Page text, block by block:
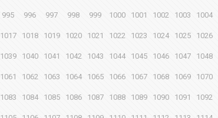
995 996 997 998 999 1000 1001 1002 1003 1004
1017 1018 1019 1020 1021 1022 1023 1024 1025 1026
1039 1040 1041 1042 1043 1044 1045 1046 1047 1048
1061 1062 1063 1064 1065 1066 1067 1068 1069 1070
1083 1084 1085 1086 1087 1088 1089 1090 1091 1092